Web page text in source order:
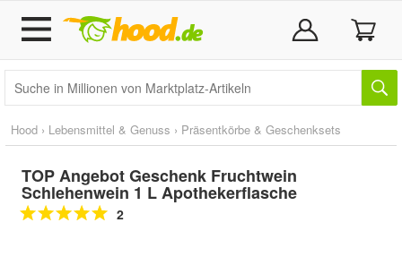
Hood › Lebensmittel & Genuss › Präsentkörbe & Geschenksets
TOP Angebot Geschenk Fruchtwein
Schlehenwein 1 L Apothekerflasche
2